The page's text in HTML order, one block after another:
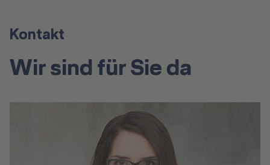
Kontakt
Wir sind für Sie da